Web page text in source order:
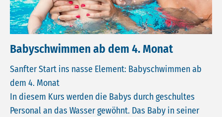
Babyschwimmen ab dem 4. Monat
Sanfter Start ins nasse Element: Babyschwimmen ab
dem 4. Monat
In diesem Kurs werden die Babys durch geschultes
Personal an das Wasser gewöhnt. Das Baby in seiner